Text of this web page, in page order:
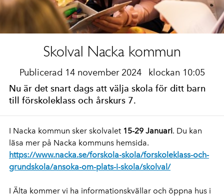
Skolval Nacka kommun
Publicerad 14 november 2024 klockan 10:05
Nu är det snart dags att välja skola för ditt barn
till förskoleklass och årskurs 7.
I Nacka kommun sker skolvalet 15-29 Januari. Du kan
läsa mer på Nacka kommuns hemsida.
https://www.nacka.se/forskola-skola/forskoleklass-och-
grundskola/ansoka-om-plats-i-skola/skolval/
I Älta kommer vi ha informationskvällar och öppna hus i